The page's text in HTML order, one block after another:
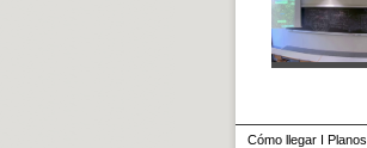
Cómo llegar I Planos